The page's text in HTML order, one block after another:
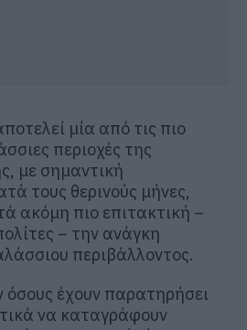
μία από τις πιο
περιοχές της
με σημαντική
τους θερινούς μήνες,
ακόμη πιο επιτακτική –
– την ανάγκη
περιβάλλοντος.
όσους έχουν παρατηρήσει
να καταγράφουν